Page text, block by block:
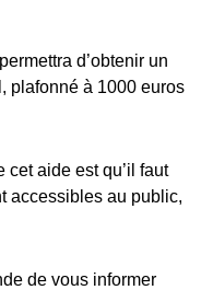
d’obtenir un
plafonné à 1000 euros
aide est qu’il faut
accessibles au public,
de vous informer